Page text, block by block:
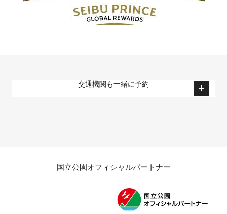
交通機関も一緒に予約
国立公園オフィシャルパートナー